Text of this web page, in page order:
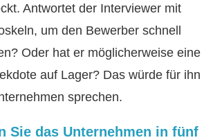
Antwortet der Interviewer mit
um den Bewerber schnell
Oder hat er möglicherweise eine
auf Lager? Das würde für ihn
sprechen.
Sie das Unternehmen in fünf